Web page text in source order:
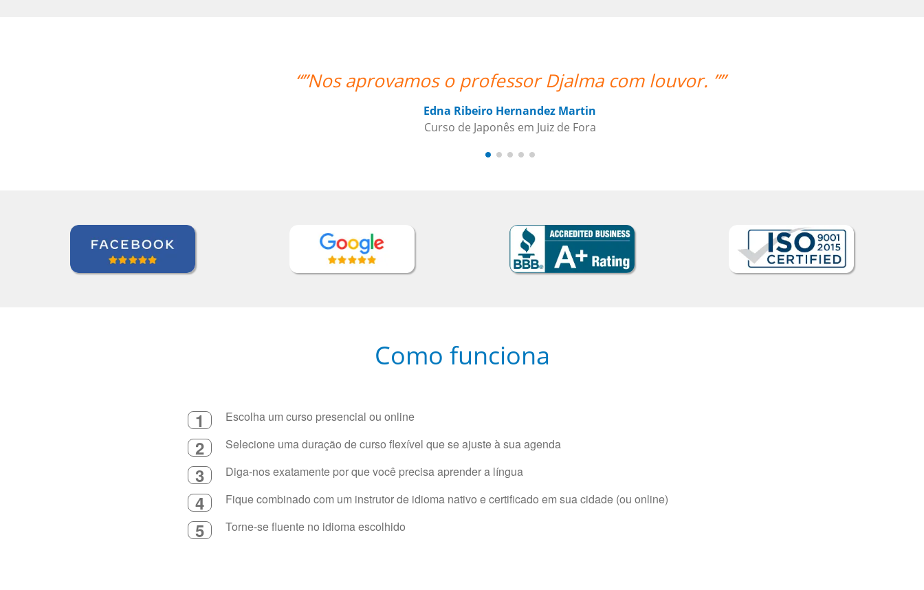
“”Nos aprovamos o professor Djalma com louvor. ”” “”O professor é muito
Como funciona
1 Escolha um curso presencial ou online
2 Selecione uma duração de curso flexível que se ajuste à sua agenda
3 Diga-nos exatamente por que você precisa aprender a língua
4 Fique combinado com um instrutor de idioma nativo e certificado em sua cidade (ou online)
5 Torne-se fluente no idioma escolhido